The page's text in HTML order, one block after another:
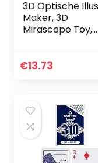
3D Optische
Maker, 3D
Mirascope Toy,
Creator, Science
€13.73